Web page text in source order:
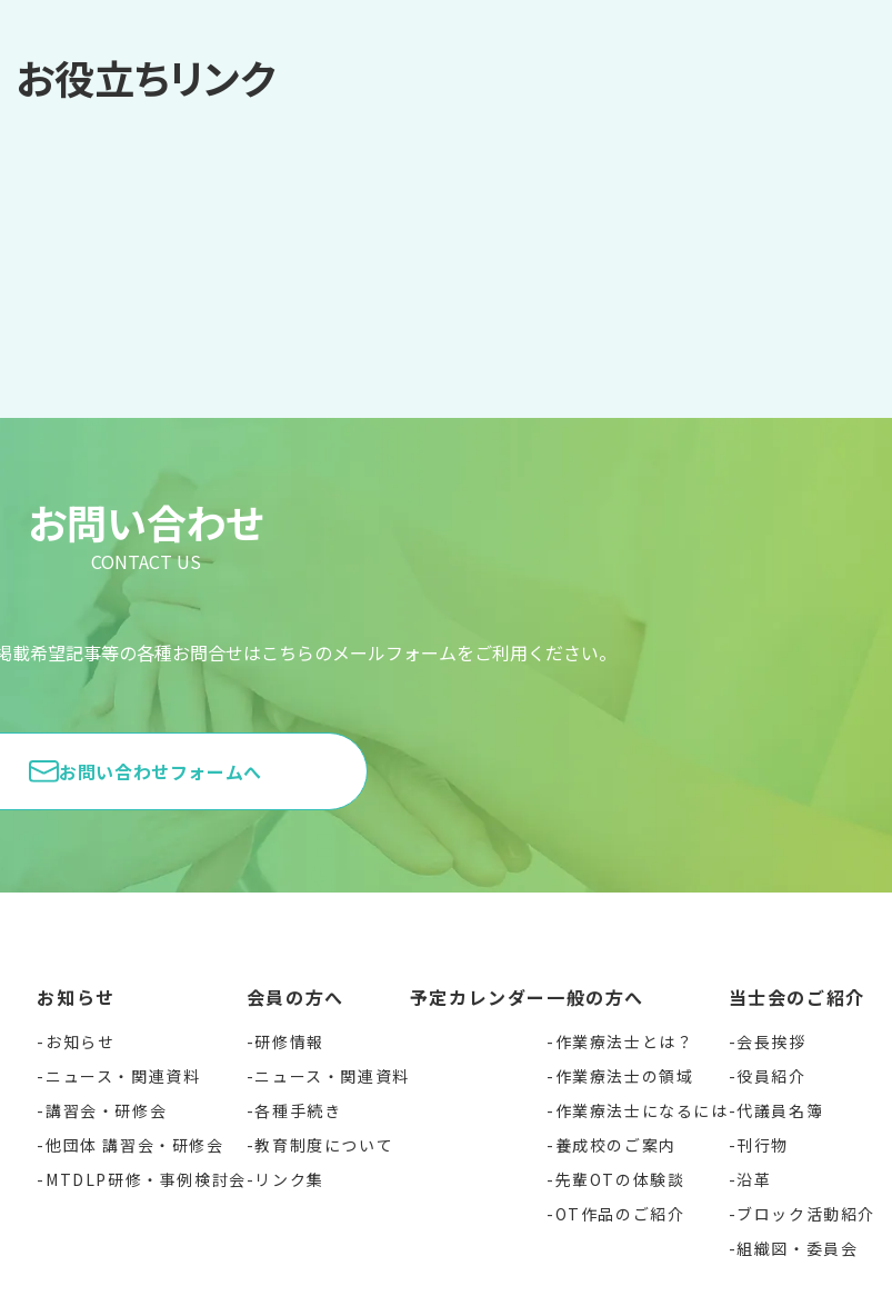
お役立ちリンク
お問い合わせ
CONTACT US
希望記事等の各種お問合せはこちらのメールフォームをご利用ください。
お問い合わせフォームへ
お知らせ
お知らせ
ニュース・関連資料
講習会・研修会
他団体 講習会・研修会
MTDLP研修・事例検討会
会員の方へ
研修情報
ニュース・関連資料
各種手続き
教育制度について
リンク集
予定カレンダー 一般の方へ
作業療法士とは？
作業療法士の領域
作業療法士になるには
養成校のご案内
先輩OTの体験談
OT作品のご紹介
当士会のご紹介
会長挨拶
役員紹介
代議員名簿
刊行物
沿革
ブロック活動紹介
組織図・委員会